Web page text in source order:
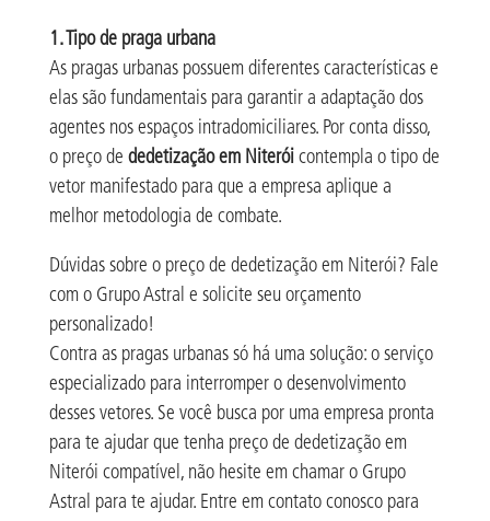
1. Tipo de praga urbana
As pragas urbanas possuem diferentes características e
elas são fundamentais para garantir a adaptação dos
agentes nos espaços intradomiciliares. Por conta disso,
o preço de dedetização em Niterói contempla o tipo de
vetor manifestado para que a empresa aplique a
melhor metodologia de combate.
Dúvidas sobre o preço de dedetização em Niterói? Fale
com o Grupo Astral e solicite seu orçamento
personalizado!
Contra as pragas urbanas só há uma solução: o serviço
especializado para interromper o desenvolvimento
desses vetores. Se você busca por uma empresa pronta
para te ajudar que tenha preço de dedetização em
Niterói compatível, não hesite em chamar o Grupo
Astral para te ajudar. Entre em contato conosco para